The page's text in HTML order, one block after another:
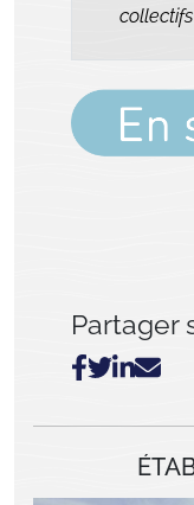
collectifs
Partager